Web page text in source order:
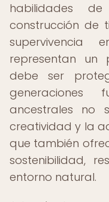
habilidades
construcción de
supervivencia
representan un
debe ser
generaciones
ancestrales no
creatividad y la
que también
sostenibilidad,
entorno natural.